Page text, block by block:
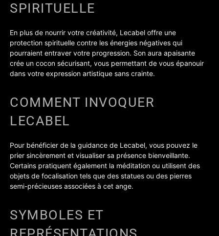
SPIRITUELLE
En plus de nourrir votre créativité, Lecabel offre une
protection spirituelle contre les énergies négatives qui
pourraient entraver votre progression. Son aura apaisante
crée un cocon sécurisant, vous permettant de vous épanouir
dans votre expression artistique sans crainte.
COMMENT INVOQUER
LECABEL
Pour bénéficier de la guidance de Lecabel, vous pouvez le
prier sincèrement et visualiser sa présence bienveillante.
Certains pratiquent également la méditation ou utilisent des
objets de focalisation tels que des statues ou des pierres
semi-précieuses associées à cet ange.
SYMBOLES ET